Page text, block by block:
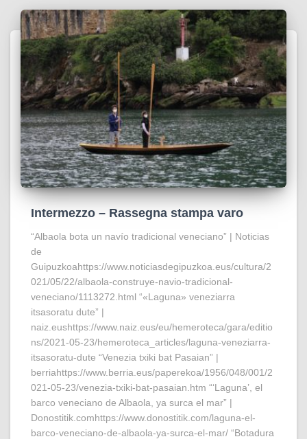
Intermezzo – Rassegna stampa varo
“Albaola bota un navío tradicional veneciano” | Noticias
de
Guipuzkoahttps://www.noticiasdegipuzkoa.eus/cultura/2
021/05/22/albaola-construye-navio-tradicional-
veneciano/1113272.html “«Laguna» veneziarra
itsasoratu dute” |
naiz.eushttps://www.naiz.eus/eu/hemeroteca/gara/editio
ns/2021-05-23/hemeroteca_articles/laguna-veneziarra-
itsasoratu-dute “Venezia txiki bat Pasaian” |
berriahttps://www.berria.eus/paperekoa/1956/048/001/2
021-05-23/venezia-txiki-bat-pasaian.htm “‘Laguna’, el
barco veneciano de Albaola, ya surca el mar” |
Donostitik.comhttps://www.donostitik.com/laguna-el-
barco-veneciano-de-albaola-ya-surca-el-mar/ “Botadura